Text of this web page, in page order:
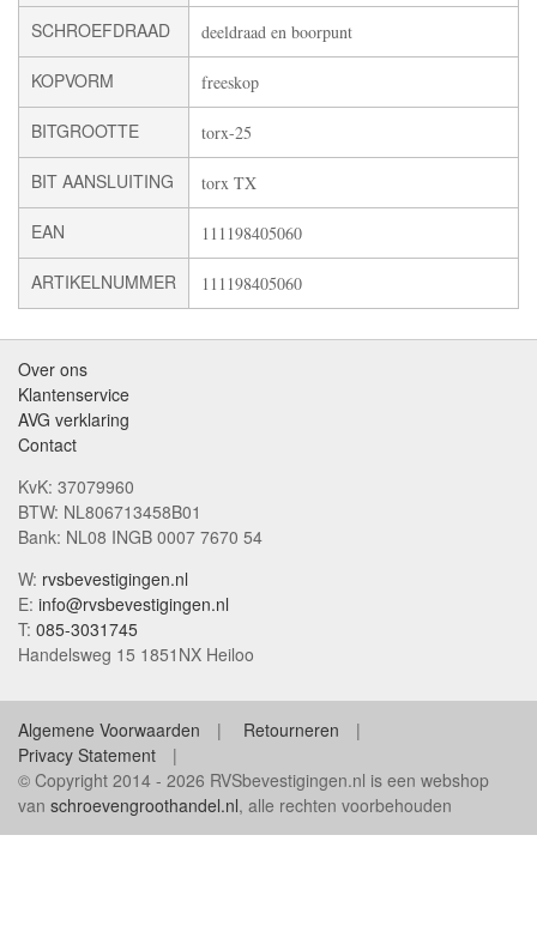
SCHROEFDRAAD deeldraad en boorpunt
KOPVORM freeskop
BITGROOTTE torx-25
BIT AANSLUITING torx TX
EAN 111198405060
ARTIKELNUMMER 111198405060
Over ons
Klantenservice
AVG verklaring
Contact
KvK: 37079960
BTW: NL806713458B01
Bank: NL08 INGB 0007 7670 54
W: rvsbevestigingen.nl
E: info@rvsbevestigingen.nl
T: 085-3031745
Handelsweg 15 1851NX Heiloo
Algemene Voorwaarden
Retourneren
Privacy Statement
© Copyright 2014 - 2026 RVSbevestigingen.nl is een webshop
van schroevengroothandel.nl, alle rechten voorbehouden